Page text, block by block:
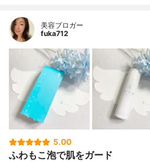
美容ブロガー
fuka712
5.00
ふわもこ泡で肌をガード